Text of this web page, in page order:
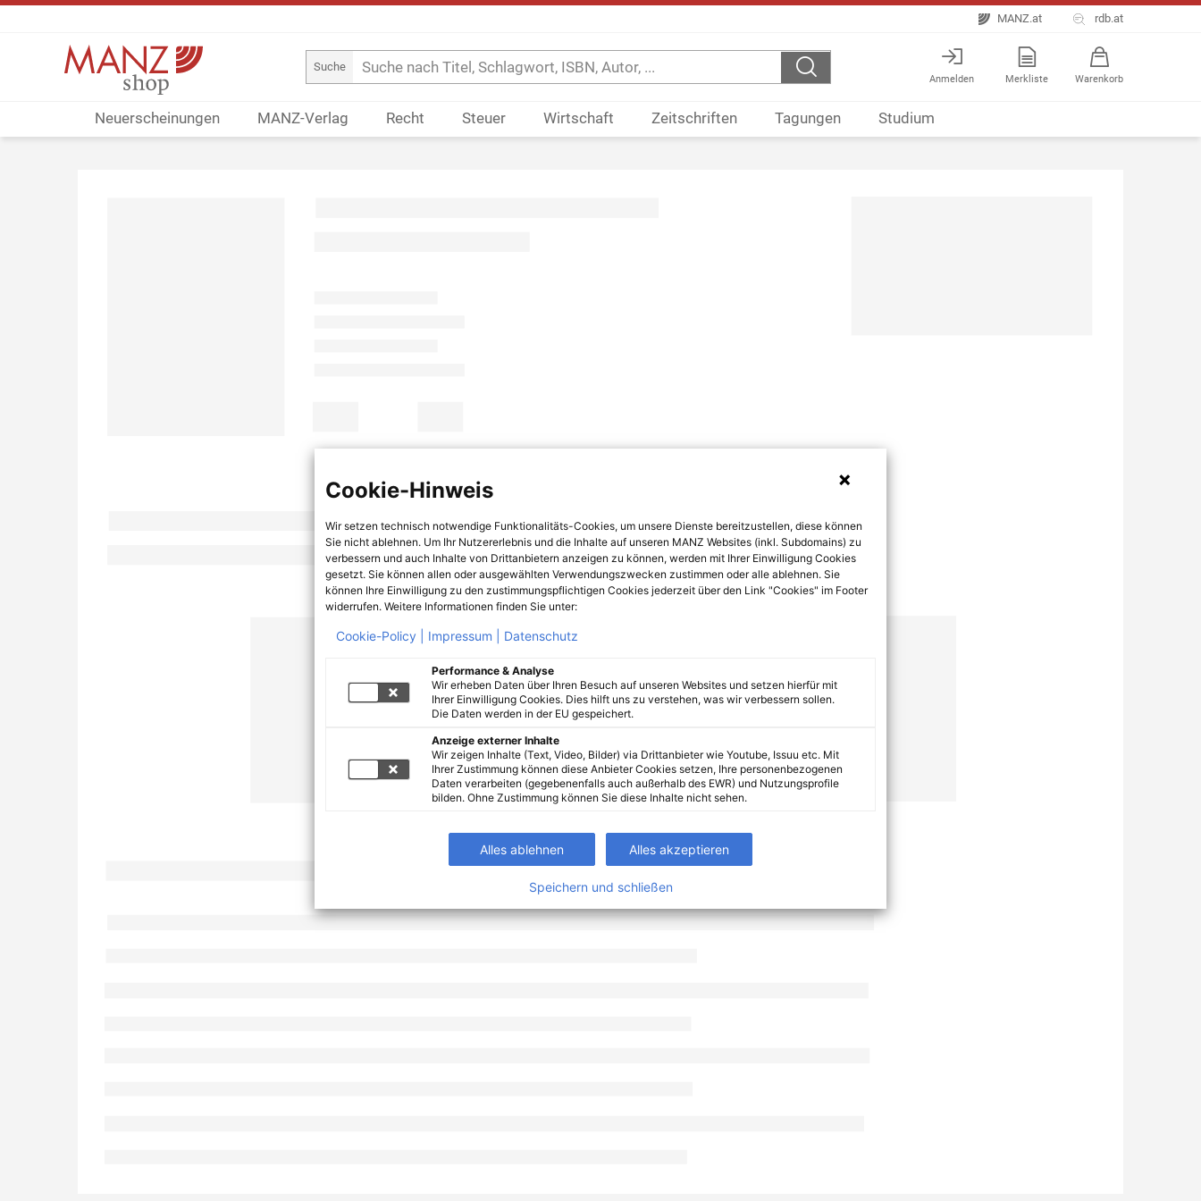
MANZ.at rdb.at
Suche
Anmelden Merkliste Warenkorb
Neuerscheinungen MANZ-Verlag Recht Steuer Wirtschaft Zeitschriften Tagungen Studium
Cookie-Hinweis
Wir setzen technisch notwendige Funktionalitäts-Cookies, um unsere Dienste bereitzustellen, diese können
Sie nicht ablehnen. Um Ihr Nutzererlebnis und die Inhalte auf unseren MANZ Websites (inkl. Subdomains) zu
verbessern und auch Inhalte von Drittanbietern anzeigen zu können, werden mit Ihrer Einwilligung Cookies
gesetzt. Sie können allen oder ausgewählten Verwendungszwecken zustimmen oder alle ablehnen. Sie
können Ihre Einwilligung zu den zustimmungspflichtigen Cookies jederzeit über den Link "Cookies" im Footer
widerrufen. Weitere Informationen finden Sie unter:
Cookie-Policy | Impressum | Datenschutz
Performance & Analyse
Wir erheben Daten über Ihren Besuch auf unseren Websites und setzen hierfür mit
Ihrer Einwilligung Cookies. Dies hilft uns zu verstehen, was wir verbessern sollen.
Die Daten werden in der EU gespeichert.
Anzeige externer Inhalte
Wir zeigen Inhalte (Text, Video, Bilder) via Drittanbieter wie Youtube, Issuu etc. Mit
Ihrer Zustimmung können diese Anbieter Cookies setzen, Ihre personenbezogenen
Daten verarbeiten (gegebenenfalls auch außerhalb des EWR) und Nutzungsprofile
bilden. Ohne Zustimmung können Sie diese Inhalte nicht sehen.
Alles ablehnen Alles akzeptieren
Speichern und schließen